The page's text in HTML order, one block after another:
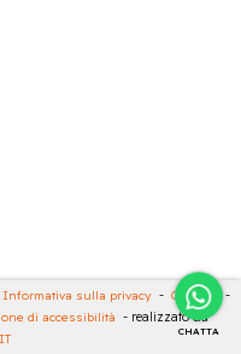
CHATTA
Informativa sulla privacy - Cookies
-
di accessibilità - realizzato da